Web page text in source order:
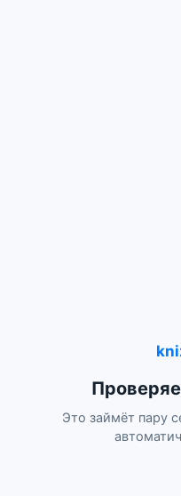
Это займёт пару